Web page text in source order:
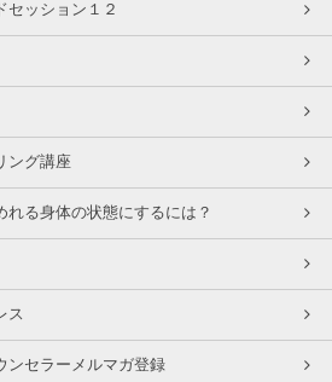
セッション１２
ング講座
れる身体の状態にするには？
ス
ンセラーメルマガ登録